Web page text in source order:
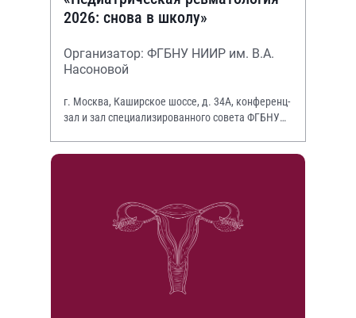
2026: снова в школу»
Организатор: ФГБНУ НИИР им. В.А.
Насоновой
г. Москва, Каширское шоссе, д. 34А, конференц-
зал и зал специализированного совета ФГБНУ